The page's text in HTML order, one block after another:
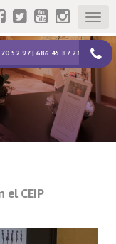
52 97 | 686 45 87 23
CEIP